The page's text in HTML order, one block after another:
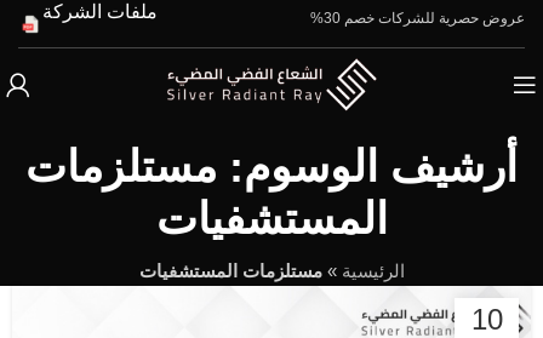
عروض حصرية للشركات خصم 30% ملفات الشركة
أرشيف الوسوم: مستلزمات
المستشفيات
الرئيسية »مستلزمات المستشفيات
10